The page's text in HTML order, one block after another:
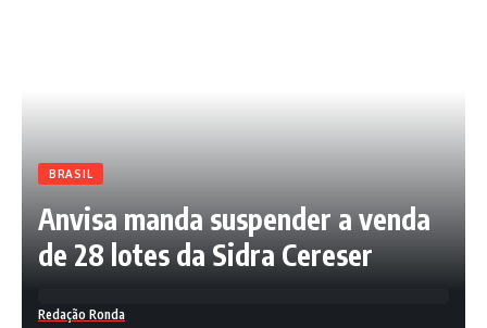
BRASIL
Anvisa manda suspender a venda
de 28 lotes da Sidra Cereser
Redação Ronda